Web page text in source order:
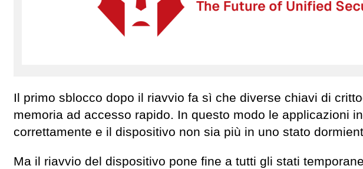
Il primo sblocco dopo il riavvio fa sì che diverse chiavi di
memoria ad accesso rapido. In questo modo le applicazioni
correttamente e il dispositivo non sia più in uno stato
Ma il riavvio del dispositivo pone fine a tutti gli stati